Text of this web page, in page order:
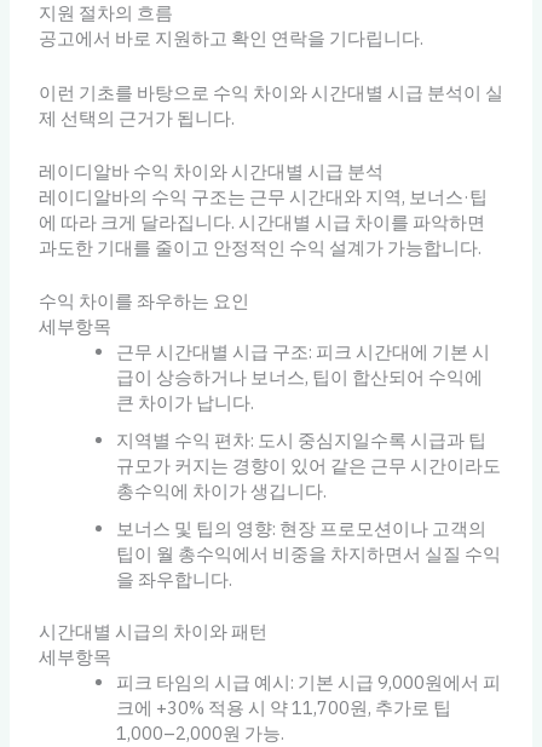
지원 절차의 흐름
공고에서 바로 지원하고 확인 연락을 기다립니다.
이런 기초를 바탕으로 수익 차이와 시간대별 시급 분석이 실
제 선택의 근거가 됩니다.
레이디알바 수익 차이와 시간대별 시급 분석
레이디알바의 수익 구조는 근무 시간대와 지역, 보너스·팁
에 따라 크게 달라집니다. 시간대별 시급 차이를 파악하면
과도한 기대를 줄이고 안정적인 수익 설계가 가능합니다.
수익 차이를 좌우하는 요인
세부항목
근무 시간대별 시급 구조: 피크 시간대에 기본 시
급이 상승하거나 보너스, 팁이 합산되어 수익에
큰 차이가 납니다.
지역별 수익 편차: 도시 중심지일수록 시급과 팁
규모가 커지는 경향이 있어 같은 근무 시간이라도
총수익에 차이가 생깁니다.
보너스 및 팁의 영향: 현장 프로모션이나 고객의
팁이 월 총수익에서 비중을 차지하면서 실질 수익
을 좌우합니다.
시간대별 시급의 차이와 패턴
세부항목
피크 타임의 시급 예시: 기본 시급 9,000원에서 피
크에 +30% 적용 시 약 11,700원, 추가로 팁
1,000–2,000원 가능.